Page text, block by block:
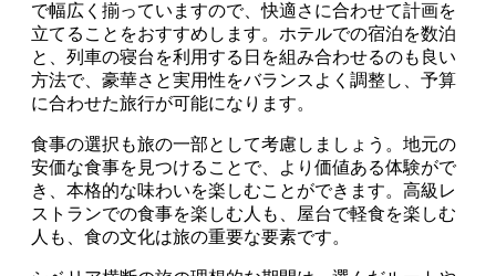
で幅広く揃っていますので、快適さに合わせて計画を
立てることをおすすめします。ホテルでの宿泊を数泊
と、列車の寝台を利用する日を組み合わせるのも良い
方法で、豪華さと実用性をバランスよく調整し、予算
に合わせた旅行が可能になります。
食事の選択も旅の一部として考慮しましょう。地元の
安価な食事を見つけることで、より価値ある体験がで
き、本格的な味わいを楽しむことができます。高級レ
ストランでの食事を楽しむ人も、屋台で軽食を楽しむ
人も、食の文化は旅の重要な要素です。